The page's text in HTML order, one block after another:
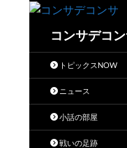
コンサデコ
トピックスNOW
ニュース
小話の部屋
戦いの足跡